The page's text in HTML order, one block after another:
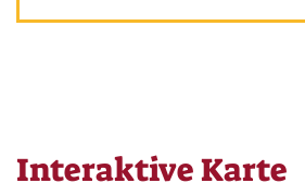
Interaktive Karte